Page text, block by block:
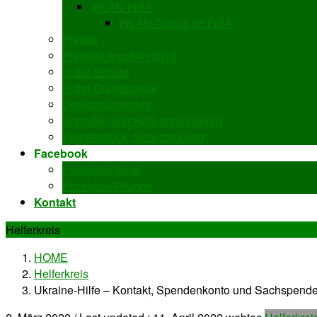
WLAN-FiBA
WLAN-Tuning im FiBA
Presse
Pfarrfest Arnstein 2015
In der Schule
In der Grundschule
Deutschunterricht
Spenden und Hilfe organisieren
Theaterstück „Schutzflüchtig“
Facebook
Facebook-Seite
Facebook-Gruppe
Kontakt
Helferkreis
HOME
Helferkreis
Ukraine-Hilfe – Kontakt, Spendenkonto und